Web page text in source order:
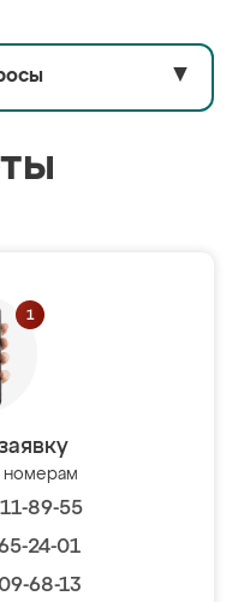
▼
номерам
89-55
24-01
68-13